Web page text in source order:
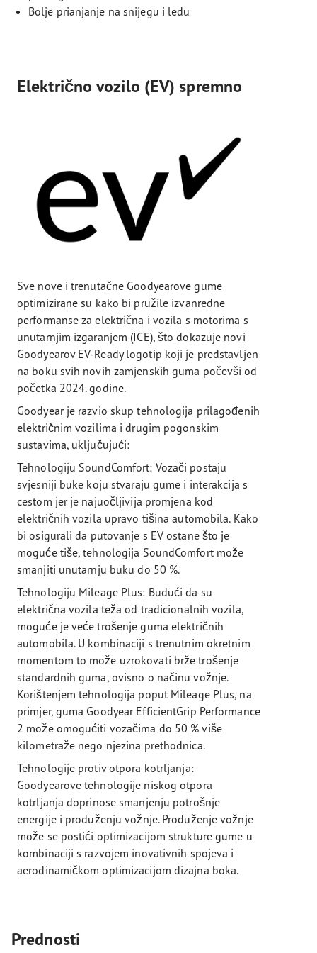
Bolje prianjanje na snijegu i ledu
Električno vozilo (EV) spremno
Sve nove i trenutačne Goodyearove gume
optimizirane su kako bi pružile izvanredne
performanse za električna i vozila s motorima s
unutarnjim izgaranjem (ICE), što dokazuje novi
Goodyearov EV-Ready logotip koji je predstavljen
na boku svih novih zamjenskih guma počevši od
početka 2024. godine.
Goodyear je razvio skup tehnologija prilagođenih
električnim vozilima i drugim pogonskim
sustavima, uključujući:
Tehnologiju SoundComfort: Vozači postaju
svjesniji buke koju stvaraju gume i interakcija s
cestom jer je najuočljivija promjena kod
električnih vozila upravo tišina automobila. Kako
bi osigurali da putovanje s EV ostane što je
moguće tiše, tehnologija SoundComfort može
smanjiti unutarnju buku do 50 %.
Tehnologiju Mileage Plus: Budući da su
električna vozila teža od tradicionalnih vozila,
moguće je veće trošenje guma električnih
automobila. U kombinaciji s trenutnim okretnim
momentom to može uzrokovati brže trošenje
standardnih guma, ovisno o načinu vožnje.
Korištenjem tehnologija poput Mileage Plus, na
primjer, guma Goodyear EfficientGrip Performance
2 može omogućiti vozačima do 50 % više
kilometraže nego njezina prethodnica.
Tehnologije protiv otpora kotrljanja:
Goodyearove tehnologije niskog otpora
kotrljanja doprinose smanjenju potrošnje
energije i produženju vožnje. Produženje vožnje
može se postići optimizacijom strukture gume u
kombinaciji s razvojem inovativnih spojeva i
aerodinamičkom optimizacijom dizajna boka.
Prednosti